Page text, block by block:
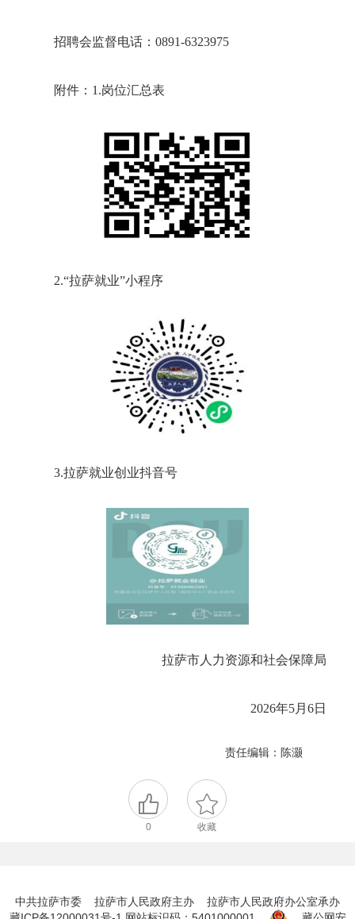
招聘会监督电话：0891-6323975
附件：1.岗位汇总表
2.“拉萨就业”小程序
3.拉萨就业创业抖音号
拉萨市人力资源和社会保障局
2026年5月6日
责任编辑：陈灏
0 收藏
中共拉萨市委 拉萨市人民政府主办 拉萨市人民政府办公室承办